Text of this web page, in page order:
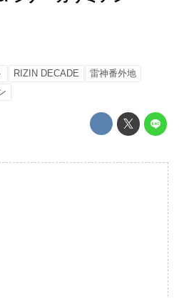
RIZIN DECADE
雷神番外地